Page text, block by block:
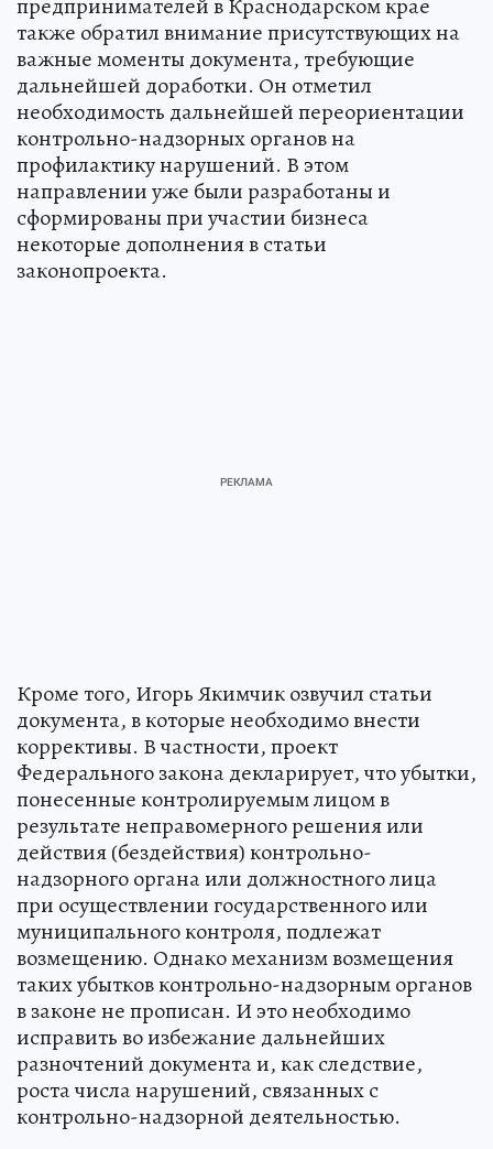
предпринимателей в Краснодарском крае
также обратил внимание присутствующих на
важные моменты документа, требующие
дальнейшей доработки. Он отметил
необходимость дальнейшей переориентации
контрольно-надзорных органов на
профилактику нарушений. В этом
направлении уже были разработаны и
сформированы при участии бизнеса
некоторые дополнения в статьи
законопроекта.
Кроме того, Игорь Якимчик озвучил статьи
документа, в которые необходимо внести
коррективы. В частности, проект
Федерального закона декларирует, что убытки,
понесенные контролируемым лицом в
результате неправомерного решения или
действия (бездействия) контрольно-
надзорного органа или должностного лица
при осуществлении государственного или
муниципального контроля, подлежат
возмещению. Однако механизм возмещения
таких убытков контрольно-надзорным органов
в законе не прописан. И это необходимо
исправить во избежание дальнейших
разночтений документа и, как следствие,
роста числа нарушений, связанных с
контрольно-надзорной деятельностью.